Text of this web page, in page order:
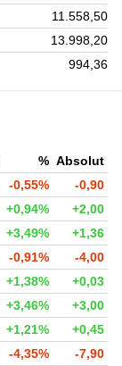
11.558,50
13.998,20
994,36
% Absolut
-0,55%
-0,90
+0,94%
+2,00
+3,49%
+1,36
-0,91%
-4,00
+1,38%
+0,03
+3,46%
+3,00
+1,21%
+0,45
-4,35%
-7,90